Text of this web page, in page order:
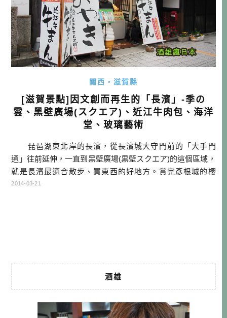
關西・滋賀縣
[滋賀景點]因文創而再生的「長濱」-季の
雲、黑壁廣場(スクエア)、近江牛肉包、海洋
堂、玻璃藝術
琵琶湖東北岸的長濱，從長濱城大守門前的「大手門
通」往前延伸，一直到黑壁廣場(黒壁スクエア)的這個區域，
就是長濱最適合散步、買東西的好地方。賞完彥根城的櫻
花，我們特地來長濱吃午餐，吃飽了就在長濱這邊逛逛，不
2014-03-21
酒雄